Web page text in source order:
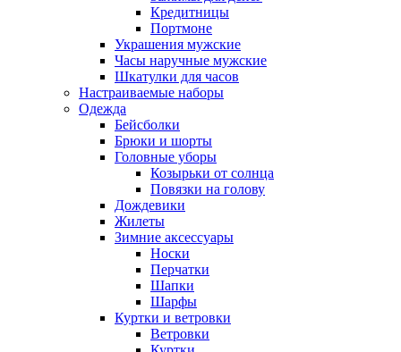
Кредитницы
Портмоне
Украшения мужские
Часы наручные мужские
Шкатулки для часов
Настраиваемые наборы
Одежда
Бейсболки
Брюки и шорты
Головные уборы
Козырьки от солнца
Повязки на голову
Дождевики
Жилеты
Зимние аксессуары
Носки
Перчатки
Шапки
Шарфы
Куртки и ветровки
Ветровки